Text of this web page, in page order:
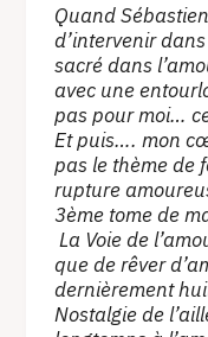
Quand
d’intervenir
sacré dans
avec une
pas pour moi…
Et puis…. mon
pas le thème de
rupture
3ème tome de
La Voie de
que de rêver
dernièrement
Nostalgie de